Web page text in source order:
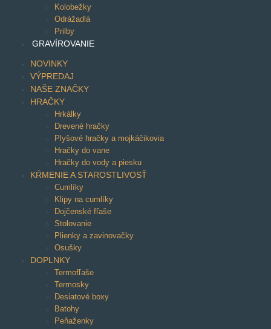
Kolobežky
Odrážadlá
Prilby
GRAVÍROVANIE
NOVINKY
VÝPREDAJ
NAŠE ZNAČKY
HRAČKY
Hrkálky
Drevené hračky
Plyšové hračky a mojkáčikovia
Hračky do vane
Hračky do vody a piesku
KŔMENIE A STAROSTLIVOSŤ
Cumlíky
Klipy na cumlíky
Dojčenské fľaše
Stolovanie
Plienky a zavinovačky
Osušky
DOPLNKY
Termofľaše
Termosky
Desiatové boxy
Batohy
Peňaženky